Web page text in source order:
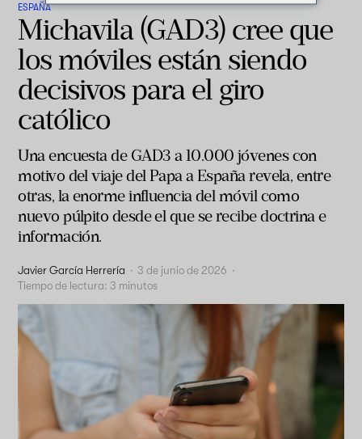
ESPAÑA
Michavila (GAD3) cree que
los móviles están siendo
decisivos para el giro
católico
Una encuesta de GAD3 a 10.000 jóvenes con
motivo del viaje del Papa a España revela, entre
otras, la enorme influencia del móvil como
nuevo púlpito desde el que se recibe doctrina e
información.
Javier García Herrería · 3 de junio de 2026 ·
Tiempo de lectura: 3 minutos